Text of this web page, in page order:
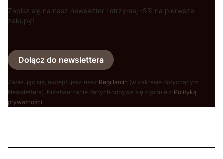
Zapisz się na nasz newsletter i otrzymaj -5% na pierwsze
zakupy!
Dołącz do newslettera
Zapisując się, akceptujesz nasz Regulamin (w zakresie dotyczącym
Newslettera). Przetwarzanie danych odbywa się zgodnie z Polityką
prywatności.